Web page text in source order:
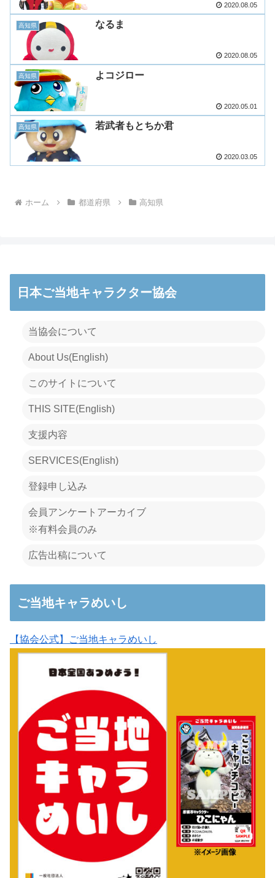
2020.08.05
高知県 なるま
2020.08.05
高知県 よコジロー
2020.05.01
高知県 若武者もとちか君
2020.03.05
ホーム 都道府県 高知県
日本ご当地キャラクター協会
当協会について
About Us(English)
このサイトについて
THIS SITE(English)
支援内容
SERVICES(English)
登録申し込み
会員アンケートアーカイブ
※有料会員のみ
広告出稿について
ご当地キャラめいし
【協会公式】ご当地キャラめいし